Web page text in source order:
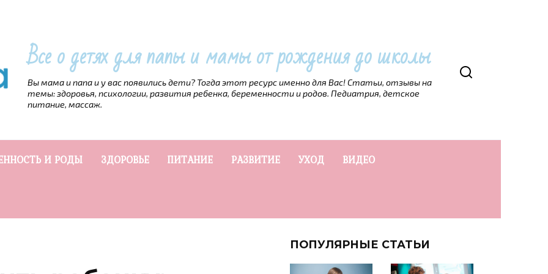
Все о детях для папы и мамы от рождения до школы
Вы мама и папа и у вас появились дети? Тогда этот ресурс именно для Вас! Статьи, отзывы на
темы: здоровья, психологии, развития ребенка, беременности и родов. Педиатрия, детское
питание, массаж.
И РОДЫ ЗДОРОВЬЕ ПИТАНИЕ РАЗВИТИЕ УХОД ВИДЕО
ПОПУЛЯРНЫЕ СТАТЬИ